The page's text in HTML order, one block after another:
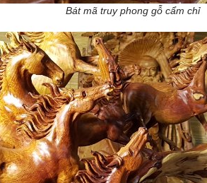
Bát mã truy phong gỗ cẩm chỉ